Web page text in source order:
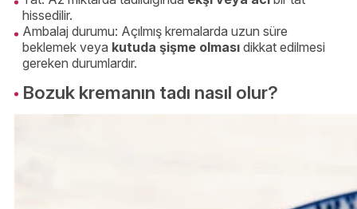
hissedilir.
Ambalaj durumu: Açılmış kremalarda uzun süre
beklemek veya kutuda şişme olması dikkat edilmesi
gereken durumlardır.
Bozuk kremanın tadı nasıl olur?